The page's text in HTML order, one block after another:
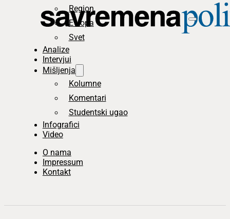
Region
Evropa
Svet
Analize
Intervjui
Mišljenja
Kolumne
Komentari
Studentski ugao
Infografici
Video
O nama
Impressum
Kontakt